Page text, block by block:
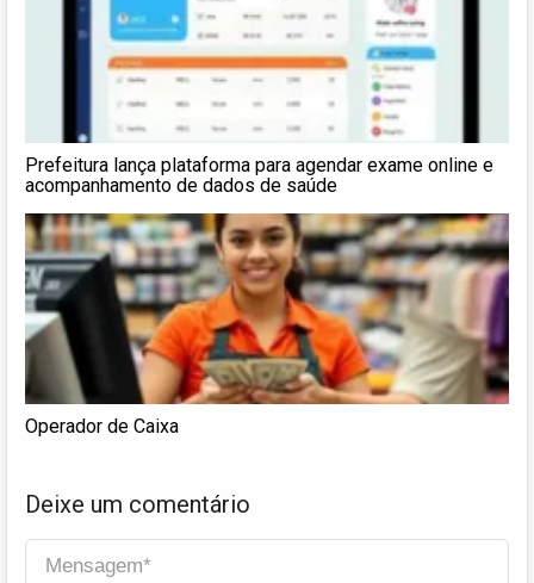
Prefeitura lança plataforma para agendar exame online e
acompanhamento de dados de saúde
Operador de Caixa
Deixe um comentário